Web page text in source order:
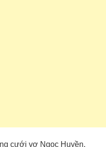
cưới vợ Ngọc Huyền,